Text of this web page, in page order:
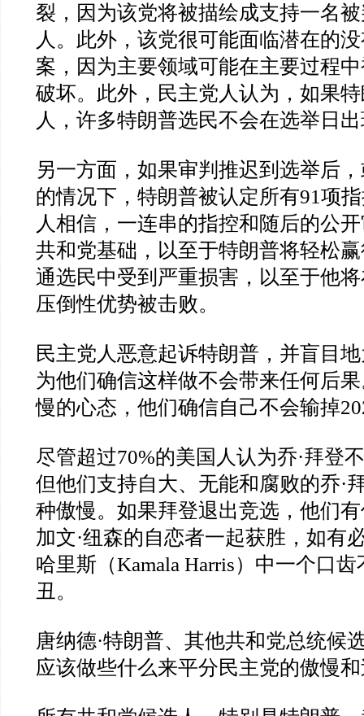
裂，因为该党将被描绘成支持一名
人。此外，该党很可能面临潜在的
案，因为主要领域可能在主要过程
破坏。此外，民主党人认为，如果
人，许多特朗普选民不会在选举日
另一方面，如果审判推迟到选举后
的情况下，特朗普被认定所有91项
人相信，一连串的指控和随后的公
共和党基础，以至于特朗普将轻松
通选民中受到严重损害，以至于他
压倒性优势被击败。
民主党人恶意起诉特朗普，并盲目
为他们确信这样做不会带来任何后
慢的心态，他们确信自己不会输掉
尽管超过70%的美国人认为乔·拜登
但他们支持自大、无能和腐败的乔·
种傲慢。如果拜登退出竞选，他们
加文·纽森的自恋者一起获胜，如有
哈里斯（Kamala Harris）中一个口
丑。
唐纳德·特朗普、其他共和党总统候
应该做些什么来平分民主党的傲慢